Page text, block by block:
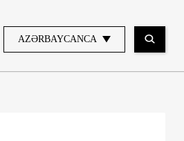
AZƏRBAYCANCA